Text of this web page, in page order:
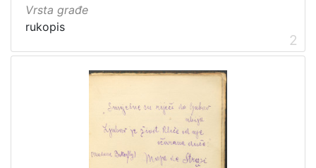
Vrsta građe
rukopis
2